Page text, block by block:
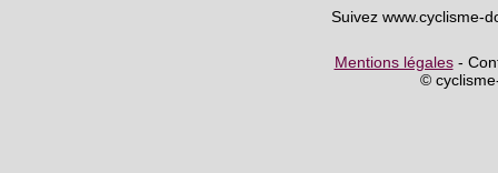
Suivez www.cyclisme-
Mentions légales-
©